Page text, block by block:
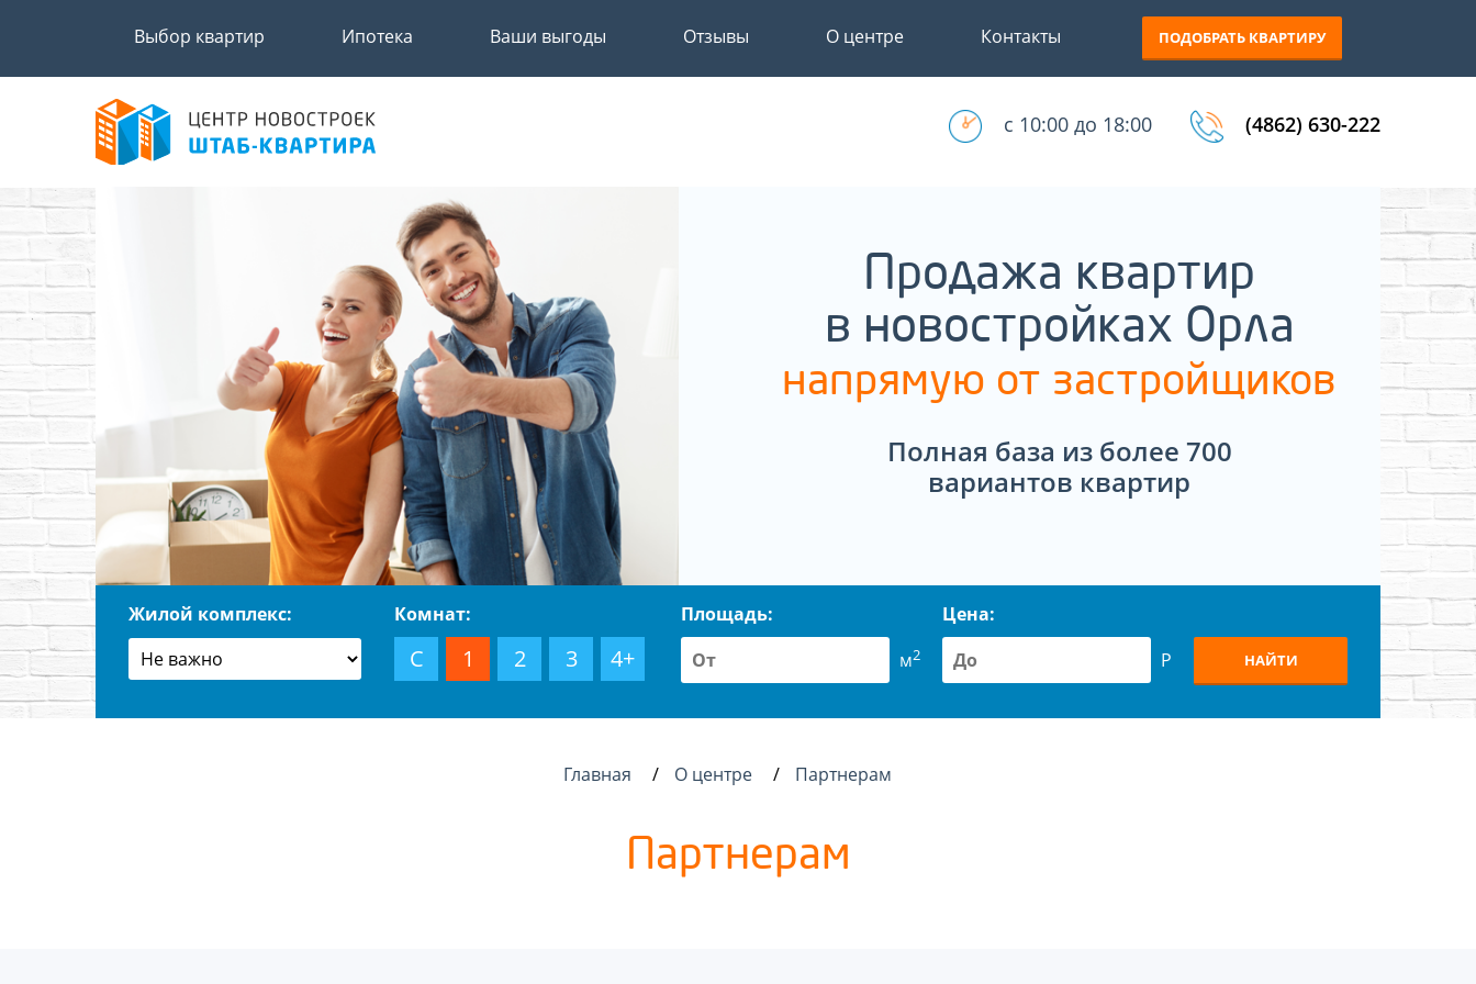
Выбор квартир Ипотека Ваши выгоды Отзывы О центре Контакты ПОДОБРАТЬ КВАРТИРУ
с 10:00 до 18:00 (4862) 630-222
Продажа квартир
в новостройках Орла
напрямую от застройщиков
Полная база из более 700
вариантов квартир
Жилой комплекс: Комнат:
С 1 2 3 4+
Площадь:
м2
Цена:
Р
НАЙТИ
Главная О центре Партнерам
Партнерам